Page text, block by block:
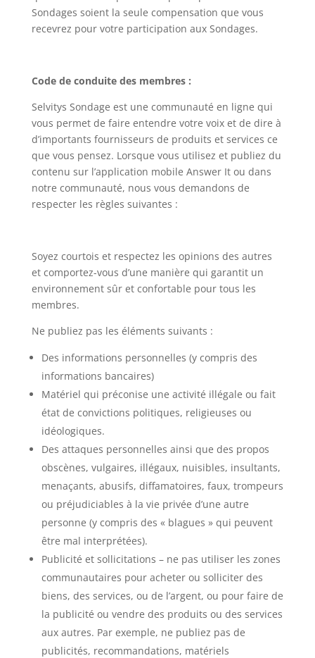
Sondages soient la seule compensation que vous
recevrez pour votre participation aux Sondages.
Code de conduite des membres :
Selvitys Sondage est une communauté en ligne qui
vous permet de faire entendre votre voix et de dire à
d’importants fournisseurs de produits et services ce
que vous pensez. Lorsque vous utilisez et publiez du
contenu sur l’application mobile Answer It ou dans
notre communauté, nous vous demandons de
respecter les règles suivantes :
Soyez courtois et respectez les opinions des autres
et comportez-vous d’une manière qui garantit un
environnement sûr et confortable pour tous les
membres.
Ne publiez pas les éléments suivants :
Des informations personnelles (y compris des
informations bancaires)
Matériel qui préconise une activité illégale ou fait
état de convictions politiques, religieuses ou
idéologiques.
Des attaques personnelles ainsi que des propos
obscènes, vulgaires, illégaux, nuisibles, insultants,
menaçants, abusifs, diffamatoires, faux, trompeurs
ou préjudiciables à la vie privée d’une autre
personne (y compris des « blagues » qui peuvent
être mal interprétées).
Publicité et sollicitations – ne pas utiliser les zones
communautaires pour acheter ou solliciter des
biens, des services, ou de l’argent, ou pour faire de
la publicité ou vendre des produits ou des services
aux autres. Par exemple, ne publiez pas de
publicités, recommandations, matériels